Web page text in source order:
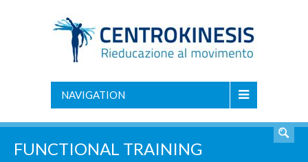
NAVIGATION
FUNCTIONAL TRAINING